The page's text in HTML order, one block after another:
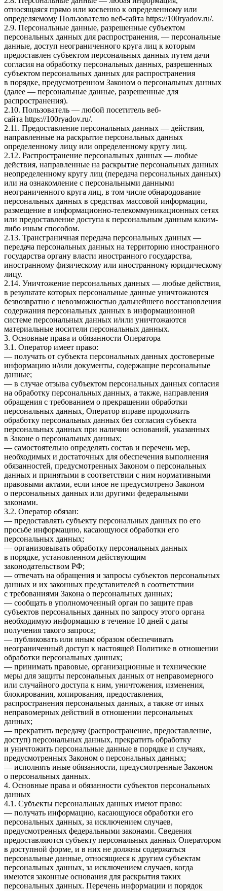
относящаяся прямо или косвенно к определенному или
определяемому Пользователю веб-сайта https://100ryadov.ru/.
2.9. Персональные данные, разрешенные субъектом
персональных данных для распространения, — персональные
данные, доступ неограниченного круга лиц к которым
предоставлен субъектом персональных данных путем дачи
согласия на обработку персональных данных, разрешенных
субъектом персональных данных для распространения
в порядке, предусмотренном Законом о персональных данных
(далее — персональные данные, разрешенные для
распространения).
2.10. Пользователь — любой посетитель веб-
сайта https://100ryadov.ru/.
2.11. Предоставление персональных данных — действия,
направленные на раскрытие персональных данных
определенному лицу или определенному кругу лиц.
2.12. Распространение персональных данных — любые
действия, направленные на раскрытие персональных данных
неопределенному кругу лиц (передача персональных данных)
или на ознакомление с персональными данными
неограниченного круга лиц, в том числе обнародование
персональных данных в средствах массовой информации,
размещение в информационно-телекоммуникационных сетях
или предоставление доступа к персональным данным каким-
либо иным способом.
2.13. Трансграничная передача персональных данных —
передача персональных данных на территорию иностранного
государства органу власти иностранного государства,
иностранному физическому или иностранному юридическому
лицу.
2.14. Уничтожение персональных данных — любые действия,
в результате которых персональные данные уничтожаются
безвозвратно с невозможностью дальнейшего восстановления
содержания персональных данных в информационной
системе персональных данных и/или уничтожаются
материальные носители персональных данных.
3. Основные права и обязанности Оператора
3.1. Оператор имеет право:
— получать от субъекта персональных данных достоверные
информацию и/или документы, содержащие персональные
данные;
— в случае отзыва субъектом персональных данных согласия
на обработку персональных данных, а также, направления
обращения с требованием о прекращении обработки
персональных данных, Оператор вправе продолжить
обработку персональных данных без согласия субъекта
персональных данных при наличии оснований, указанных
в Законе о персональных данных;
— самостоятельно определять состав и перечень мер,
необходимых и достаточных для обеспечения выполнения
обязанностей, предусмотренных Законом о персональных
данных и принятыми в соответствии с ним нормативными
правовыми актами, если иное не предусмотрено Законом
о персональных данных или другими федеральными
законами.
3.2. Оператор обязан:
— предоставлять субъекту персональных данных по его
просьбе информацию, касающуюся обработки его
персональных данных;
— организовывать обработку персональных данных
в порядке, установленном действующим
законодательством РФ;
— отвечать на обращения и запросы субъектов персональных
данных и их законных представителей в соответствии
с требованиями Закона о персональных данных;
— сообщать в уполномоченный орган по защите прав
субъектов персональных данных по запросу этого органа
необходимую информацию в течение 10 дней с даты
получения такого запроса;
— публиковать или иным образом обеспечивать
неограниченный доступ к настоящей Политике в отношении
обработки персональных данных;
— принимать правовые, организационные и технические
меры для защиты персональных данных от неправомерного
или случайного доступа к ним, уничтожения, изменения,
блокирования, копирования, предоставления,
распространения персональных данных, а также от иных
неправомерных действий в отношении персональных
данных;
— прекратить передачу (распространение, предоставление,
доступ) персональных данных, прекратить обработку
и уничтожить персональные данные в порядке и случаях,
предусмотренных Законом о персональных данных;
— исполнять иные обязанности, предусмотренные Законом
о персональных данных.
4. Основные права и обязанности субъектов персональных
данных
4.1. Субъекты персональных данных имеют право:
— получать информацию, касающуюся обработки его
персональных данных, за исключением случаев,
предусмотренных федеральными законами. Сведения
предоставляются субъекту персональных данных Оператором
в доступной форме, и в них не должны содержаться
персональные данные, относящиеся к другим субъектам
персональных данных, за исключением случаев, когда
имеются законные основания для раскрытия таких
персональных данных. Перечень информации и порядок